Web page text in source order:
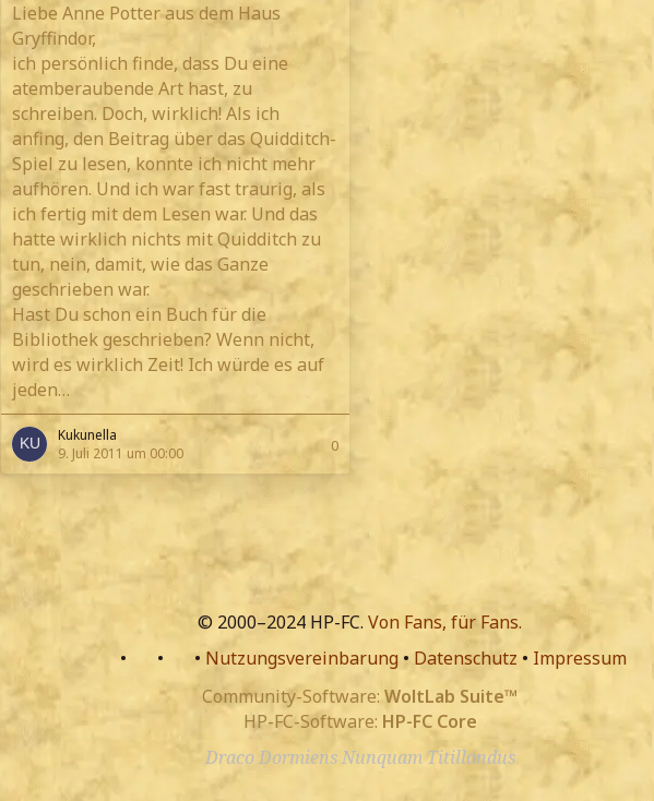
Liebe Anne Potter aus dem Haus
Gryffindor,
ich persönlich finde, dass Du eine
atemberaubende Art hast, zu
schreiben. Doch, wirklich! Als ich
anfing, den Beitrag über das Quidditch-
Spiel zu lesen, konnte ich nicht mehr
aufhören. Und ich war fast traurig, als
ich fertig mit dem Lesen war. Und das
hatte wirklich nichts mit Quidditch zu
tun, nein, damit, wie das Ganze
geschrieben war.
Hast Du schon ein Buch für die
Bibliothek geschrieben? Wenn nicht,
wird es wirklich Zeit! Ich würde es auf
jeden…
Kukunella
9. Juli 2011 um 00:00
0
© 2000–2024 HP-FC. Von Fans, für Fans.
•
• • Nutzungsvereinbarung• Datenschutz • Impressum
Community-Software: WoltLab Suite™
HP-FC-Software: HP-FC Core
Draco Dormiens Nunquam Titillandus